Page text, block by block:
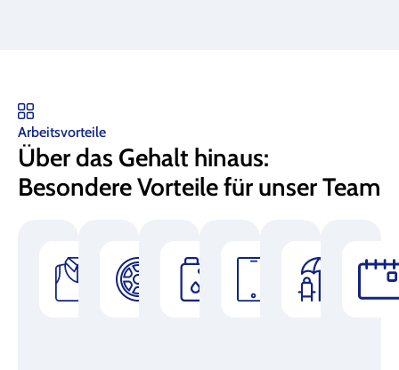
Arbeitsvorteile
Über das Gehalt hinaus:
Besondere Vorteile für unser Team